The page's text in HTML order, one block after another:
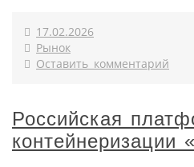
17.02.2026
Рынок
Оставить комментарий
Российская
контейнеризации